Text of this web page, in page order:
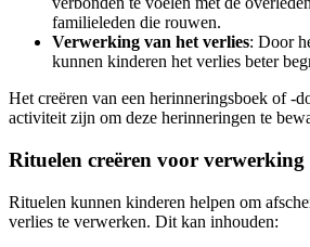
familieleden die rouwen.
Verwerking van het verlies: Door
kunnen kinderen het verlies beter
Het creëren van een herinneringsboek of -
activiteit zijn om deze herinneringen te
Rituelen creëren voor verwerking
Rituelen kunnen kinderen helpen om
verlies te verwerken. Dit kan inhouden: